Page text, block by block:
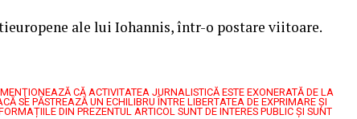
ale lui Iohannis, într-o postare viitoare.
CĂ ACTIVITATEA JURNALISTICĂ ESTE EXONERATĂ DE LA
SE PĂSTREAZĂ UN ECHILIBRU ÎNTRE LIBERTATEA DE EXPRIMARE ŞI
DIN PREZENTUL ARTICOL SUNT DE INTERES PUBLIC ȘI SUNT